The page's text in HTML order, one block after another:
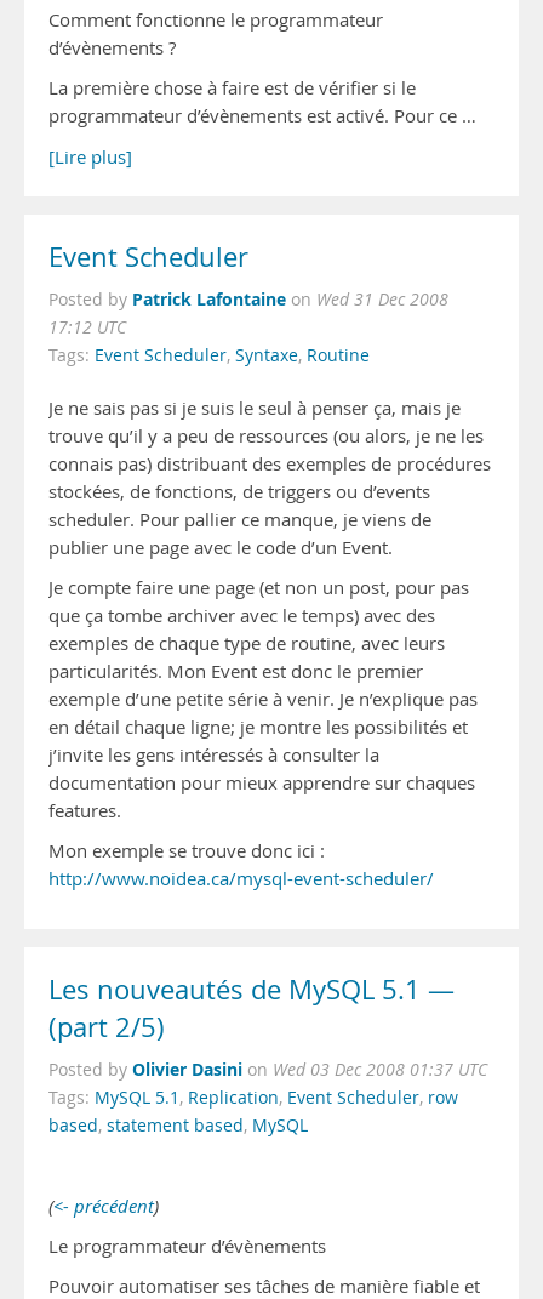
Comment fonctionne le programmateur
d’évènements ?
La première chose à faire est de vérifier si le
programmateur d’évènements est activé. Pour ce …
[Lire plus]
Event Scheduler
Posted by Patrick Lafontaine on Wed 31 Dec 2008
17:12 UTC
Tags: Event Scheduler, Syntaxe, Routine
Je ne sais pas si je suis le seul à penser ça, mais je
trouve qu’il y a peu de ressources (ou alors, je ne les
connais pas) distribuant des exemples de procédures
stockées, de fonctions, de triggers ou d’events
scheduler. Pour pallier ce manque, je viens de
publier une page avec le code d’un Event.
Je compte faire une page (et non un post, pour pas
que ça tombe archiver avec le temps) avec des
exemples de chaque type de routine, avec leurs
particularités. Mon Event est donc le premier
exemple d’une petite série à venir. Je n’explique pas
en détail chaque ligne; je montre les possibilités et
j’invite les gens intéressés à consulter la
documentation pour mieux apprendre sur chaques
features.
Mon exemple se trouve donc ici :
http://www.noidea.ca/mysql-event-scheduler/
Les nouveautés de MySQL 5.1 —
(part 2/5)
Posted by Olivier Dasini on Wed 03 Dec 2008 01:37 UTC
Tags: MySQL 5.1 , Replication, Event Scheduler, row
based, statement based, MySQL
(<- précédent)
Le programmateur d’évènements
Pouvoir automatiser ses tâches de manière fiable et